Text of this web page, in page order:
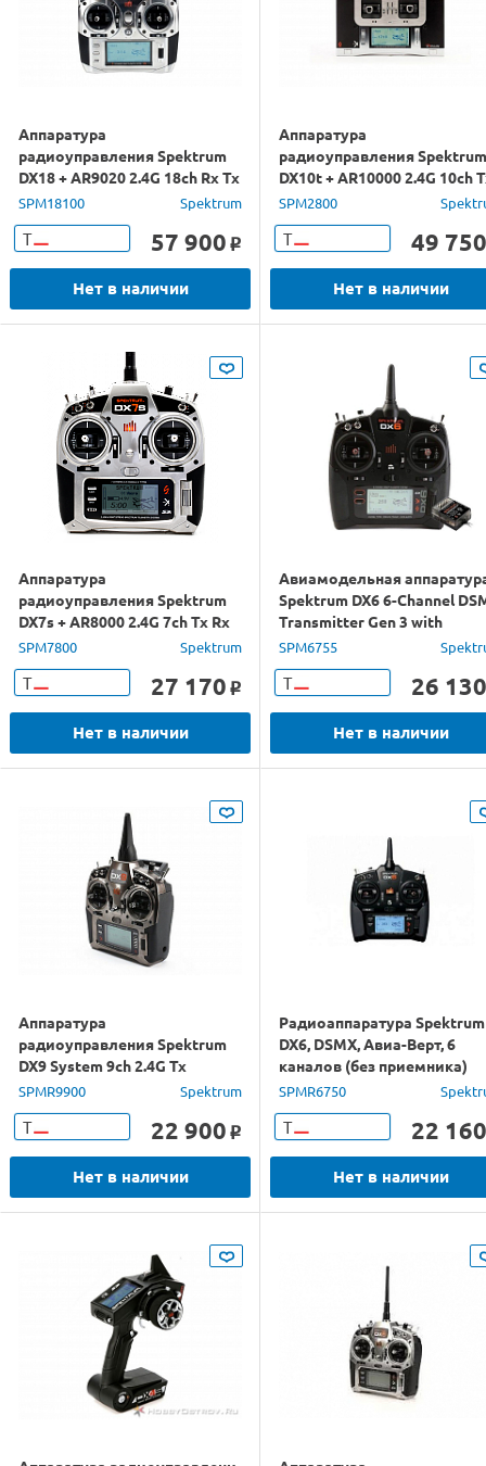
Аппаратура
радиоуправления Spektrum
DX18 + AR9020 2.4G 18ch Rx Tx
SPM18100 Spektrum
Т 57 900 o
Нет в наличии
Аппаратура
радиоуправления Spektrum
DX10t + AR10000 2.4G 10ch
Rx
SPM2800
Т 49 750
Нет в наличии
Аппаратура
радиоуправления Spektrum
DX7s + AR8000 2.4G 7ch Tx Rx
SPM7800 Spektrum
Т 27 170 o
Нет в наличии
Авиамодельная
Spektrum DX6 6-Channel
Transmitter Gen 3 with
AR6600T Receiver
SPM6755
Т 26 130
Нет в наличии
Аппаратура
радиоуправления Spektrum
DX9 System 9ch 2.4G Tx
SPMR9900 Spektrum
Т 22 900 o
Нет в наличии
Радиоаппаратура Spektrum
DX6, DSMX, Авиа-Верт, 6
каналов (без приемника)
SPMR6750
Т 22 160
Нет в наличии